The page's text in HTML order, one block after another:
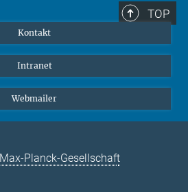
TOP
Kontakt
Intranet
Webmailer
Max-Planck-Gesellschaft